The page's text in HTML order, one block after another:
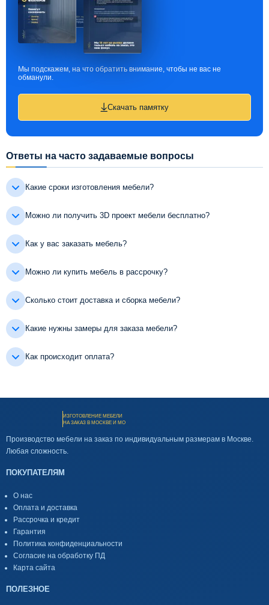
Мы подскажем, на что обратить внимание, чтобы не вас не
обманули.
Скачать памятку
Ответы на часто задаваемые вопросы
Какие сроки изготовления мебели?
Можно ли получить 3D проект мебели бесплатно?
Как у вас заказать мебель?
Можно ли купить мебель в рассрочку?
Сколько стоит доставка и сборка мебели?
Какие нужны замеры для заказа мебели?
Как происходит оплата?
ИЗГОТОВЛЕНИЕ МЕБЕЛИ
НА ЗАКАЗ В МОСКВЕ И МО
Производство мебели на заказ по индивидуальным размерам в Москве.
Любая сложность.
ПОКУПАТЕЛЯМ
О нас
Оплата и доставка
Рассрочка и кредит
Гарантия
Политика конфиденциальности
Согласие на обработку ПД
Карта сайта
ПОЛЕЗНОЕ